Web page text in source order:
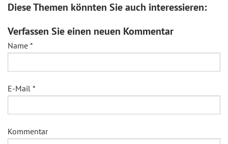
Diese Themen könnten Sie auch interessieren:
Verfassen Sie einen neuen Kommentar
Name *
E-Mail *
Kommentar